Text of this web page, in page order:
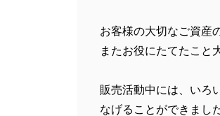
お客様の大切なご資産
またお役にたてたこと
販売活動中には、いろ
なげることができまし